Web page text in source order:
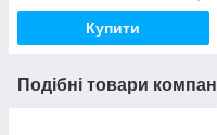
Купити
Подібні товари